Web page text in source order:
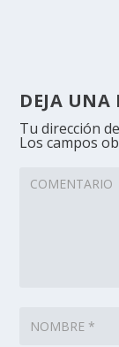
DEJA UNA
Tu dirección
Los campos